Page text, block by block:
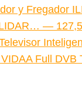
y Fregador
—
VIDAA Full